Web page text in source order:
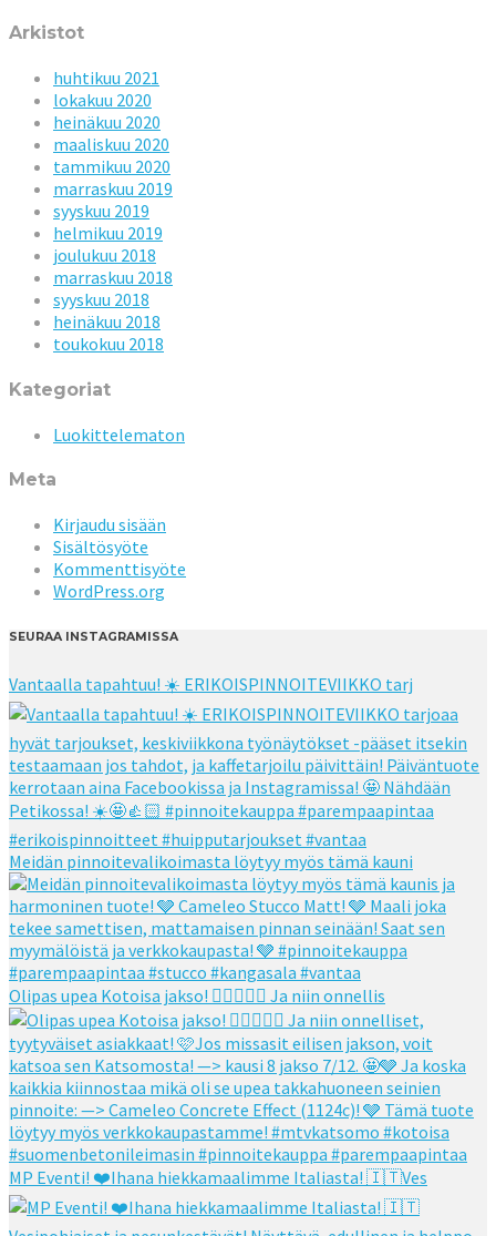
Arkistot
huhtikuu 2021
lokakuu 2020
heinäkuu 2020
maaliskuu 2020
tammikuu 2020
marraskuu 2019
syyskuu 2019
helmikuu 2019
joulukuu 2018
marraskuu 2018
syyskuu 2018
heinäkuu 2018
toukokuu 2018
Kategoriat
Luokittelematon
Meta
Kirjaudu sisään
Sisältösyöte
Kommenttisyöte
WordPress.org
SEURAA INSTAGRAMISSA
Vantaalla tapahtuu! ☀️ ERIKOISPINNOITEVIIKKO tarj
Meidän pinnoitevalikoimasta löytyy myös tämä kauni
Olipas upea Kotoisa jakso! 👌🏻👌🏻🧡 Ja niin onnellis
MP Eventi! ❤️Ihana hiekkamaalimme Italiasta! 🇮🇹Ves